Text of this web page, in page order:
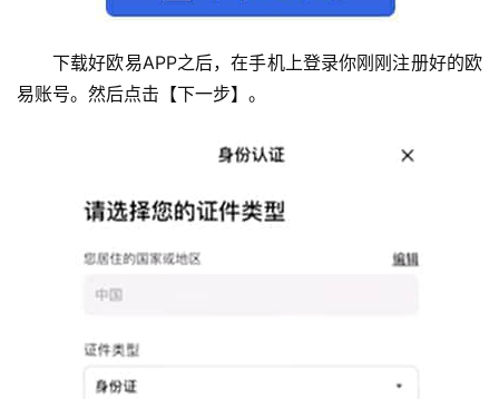
圈
下载好欧易APP之后，在手机上登录你刚刚注册好的欧
易账号。然后点击【下一步】。